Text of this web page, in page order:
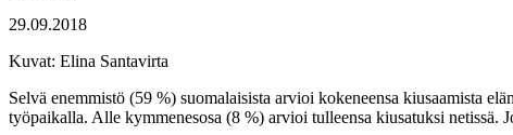
29.09.2018
Kuvat: Elina Santavirta
Selvä enemmistö (59 %) suomalaisista arvioi kokeneensa kiusaamista
työpaikalla. Alle kymmenesosa (8 %) arvioi tulleensa kiusatuksi